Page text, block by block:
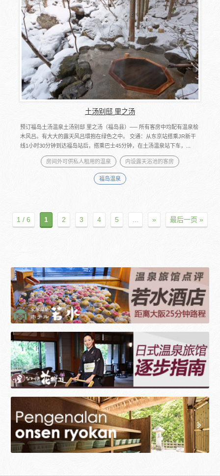
土汤别邸 里之汤
预订福岛土汤温泉土汤别邸 里之汤（福岛县）── 所有客房中均配有温泉桧
木风吕。有大大的露天风吕環抱在绿色之中。 交通：从东京站搭乘JR新干
线1小时30分钟到达福岛站后，搭乘巴士45分钟，在土汤温泉站下车，...
房间外可供私人租用的温泉 内设露天浴池的客房
福岛温泉
1 / 6 1 2 3 4 5 » 最后一页 »